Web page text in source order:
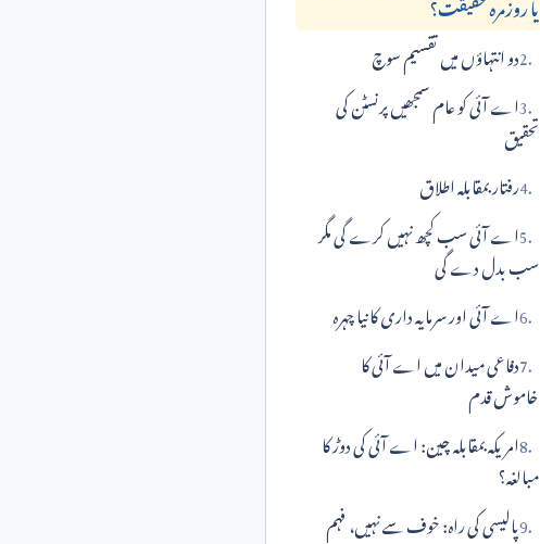
دو انتہاؤں میں تقسیم سوچ
اے آئی کو عام سمجھیں پرنسٹن کی
تحقیق
رفتار بمقابلہ اطلاق
اے آئی سب کچھ نہیں کرے گی مگر
سب بدل دے گی
اے آئی اور سرمایہ داری کا نیا چہرہ
دفاعی میدان میں اے آئی کا
خاموش قدم
امریکہ بمقابلہ چین: اے آئی کی دوڑ کا
مبالغہ؟
پالیسی کی راہ: خوف سے نہیں، فہم